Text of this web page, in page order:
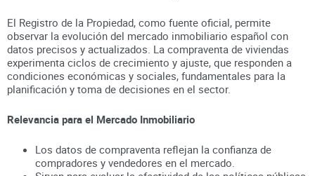
El Registro de la Propiedad, como fuente oficial, permite
observar la evolución del mercado inmobiliario español con
datos precisos y actualizados. La compraventa de viviendas
experimenta ciclos de crecimiento y ajuste, que responden a
condiciones económicas y sociales, fundamentales para la
planificación y toma de decisiones en el sector.
Relevancia para el Mercado Inmobiliario
Los datos de compraventa reflejan la confianza de
compradores y vendedores en el mercado.